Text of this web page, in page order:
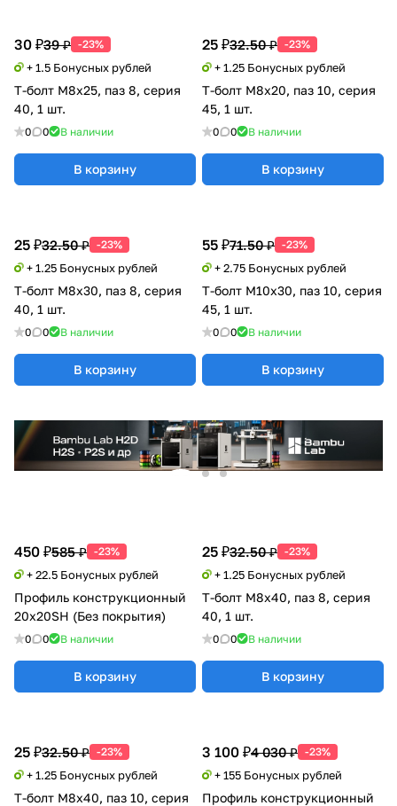
25 ₽32.50 ₽ -23%
+ 1.25 Бонусных рублей
Т-болт М8х20, паз 10, серия
45, 1 шт.
0 0 В наличии
В корзину
25 ₽32.50 ₽ -23%
+ 1.25 Бонусных рублей
Т-болт М8х30, паз 8, серия
40, 1 шт.
0 0 В наличии
В корзину
55 ₽71.50 ₽ -23%
+ 2.75 Бонусных рублей
Т-болт М10х30, паз 10, серия
45, 1 шт.
0 0 В наличии
В корзину
450 ₽585 ₽ -23%
+ 22.5 Бонусных рублей
Профиль конструкционный
20х20SH (Без покрытия)
0 0 В наличии
В корзину
25 ₽32.50 ₽ -23%
+ 1.25 Бонусных рублей
Т-болт М8х40, паз 8, серия
40, 1 шт.
0 0 В наличии
В корзину
30 ₽39 ₽ -23%
+ 1.5 Бонусных рублей
Т-болт М8х25, паз 8, серия
40, 1 шт.
0 0 В наличии
В корзину
25 ₽32.50 ₽ -23%
+ 1.25 Бонусных рублей
Т-болт М8х40, паз 10, серия
3 100 ₽4 030 ₽ -23%
+ 155 Бонусных рублей
Профиль конструкционный